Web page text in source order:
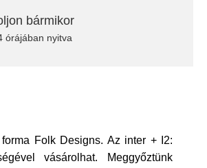
bármikor
órájában nyitva
Folk Designs. Az inter + I2:
vásárolhat. Meggyőztünk